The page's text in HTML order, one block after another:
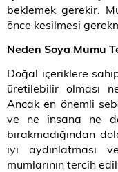
beklemek gerekir.
önce kesilmesi
Neden Soya Mumu
Doğal içeriklere
üretilebilir olması
Ancak en önemli
ve ne insana ne
bırakmadığından
iyi aydınlatması
mumlarının tercih